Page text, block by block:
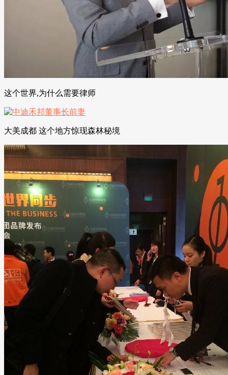
这个世界,为什么需要律师
大美成都 这个地方惊现森林秘境